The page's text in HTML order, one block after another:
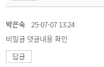
박은숙 25-07-07 13:24
비밀글 댓글내용 확인
답글